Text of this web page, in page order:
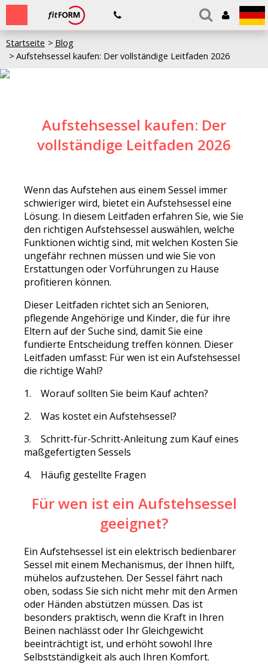
Startseite
Blog
Aufstehsessel kaufen: Der vollständige Leitfaden 2026
Aufstehsessel kaufen: Der
vollständige Leitfaden 2026
Wenn das Aufstehen aus einem Sessel immer
schwieriger wird, bietet ein Aufstehsessel eine
Lösung. In diesem Leitfaden erfahren Sie, wie Sie
den richtigen Aufstehsessel auswählen, welche
Funktionen wichtig sind, mit welchen Kosten Sie
ungefähr rechnen müssen und wie Sie von
Erstattungen oder Vorführungen zu Hause
profitieren können.
Dieser Leitfaden richtet sich an Senioren,
pflegende Angehörige und Kinder, die für ihre
Eltern auf der Suche sind, damit Sie eine
fundierte Entscheidung treffen können. Dieser
Leitfaden umfasst: Für wen ist ein Aufstehsessel
die richtige Wahl?
1. Worauf sollten Sie beim Kauf achten?
2. Was kostet ein Aufstehsessel?
3. Schritt-für-Schritt-Anleitung zum Kauf eines
maßgefertigten Sessels
4. Häufig gestellte Fragen
Für wen ist ein Aufstehsessel
geeignet?
Ein Aufstehsessel ist ein elektrisch bedienbarer
Sessel mit einem Mechanismus, der Ihnen hilft,
mühelos aufzustehen. Der Sessel fährt nach
oben, sodass Sie sich nicht mehr mit den Armen
oder Händen abstützen müssen. Das ist
besonders praktisch, wenn die Kraft in Ihren
Beinen nachlässt oder Ihr Gleichgewicht
beeinträchtigt ist, und erhöht sowohl Ihre
Selbstständigkeit als auch Ihren Komfort.